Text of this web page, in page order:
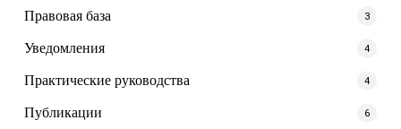
Правовая база 3
Уведомления 4
Практические руководства 4
Публикации 6